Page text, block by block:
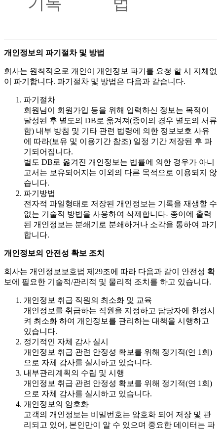
개인정보의 파기절차 및 방법
회사는 원칙적으로 개인이 개인정보 파기를 요청 할 시 지체없
이 파기합니다. 파기절차 및 방법은 다음과 같습니다.
파기절차
회원님이 회원가입 등을 위해 입력하신 정보는 목적이
달성된 후 별도의 DB로 옮겨져(종이의 경우 별도의 서류
함) 내부 방침 및 기타 관련 법령에 의한 정보보호 사유
에 따라(보유 및 이용기간 참조) 일정 기간 저장된 후 파
기되어집니다.
별도 DB로 옮겨진 개인정보는 법률에 의한 경우가 아니
고서는 보유되어지는 이외의 다른 목적으로 이용되지 않
습니다.
파기방법
전자적 파일형태로 저장된 개인정보는 기록을 재생할 수
없는 기술적 방법을 사용하여 삭제합니다- 종이에 출력
된 개인정보는 분쇄기로 분쇄하거나 소각을 통하여 파기
합니다.
개인정보의 안전성 확보 조치
회사는 개인정보보호법 제29조에 따라 다음과 같이 안전성 확
보에 필요한 기술적/관리적 및 물리적 조치를 하고 있습니다.
개인정보 취급 직원의 최소화 및 교육
개인정보를 취급하는 직원을 지정하고 담당자에 한정시
켜 최소화 하여 개인정보를 관리하는 대책을 시행하고
있습니다.
정기적인 자체 감사 실시
개인정보 취급 관련 안정성 확보를 위해 정기적(연 1회)
으로 자체 감사를 실시하고 있습니다.
내부관리계획의 수립 및 시행
개인정보 취급 관련 안정성 확보를 위해 정기적(연 1회)
으로 자체 감사를 실시하고 있습니다.
개인정보의 암호화
고객의 개인정보는 비밀번호는 암호화 되어 저장 및 관
리되고 있어, 본인만이 알 수 있으며 중요한 데이터는 파